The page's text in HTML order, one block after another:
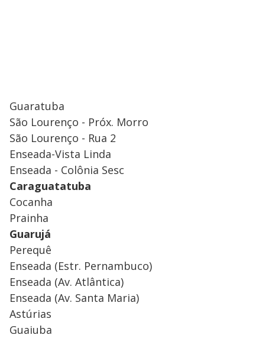
Guaratuba
São Lourenço - Próx. Morro
São Lourenço - Rua 2
Enseada-Vista Linda
Enseada - Colônia Sesc
Caraguatatuba
Cocanha
Prainha
Guarujá
Perequê
Enseada (Estr. Pernambuco)
Enseada (Av. Atlântica)
Enseada (Av. Santa Maria)
Astúrias
Guaiuba